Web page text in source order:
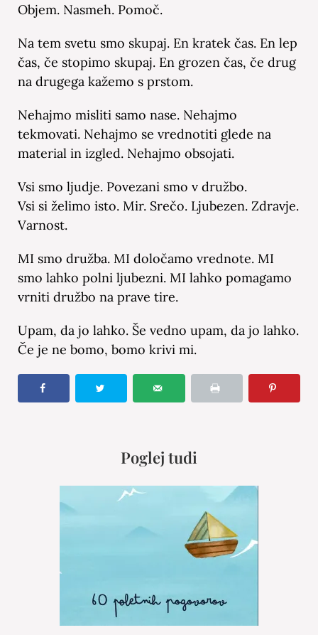
Objem. Nasmeh. Pomoč.
Na tem svetu smo skupaj. En kratek čas. En lep
čas, če stopimo skupaj. En grozen čas, če drug
na drugega kažemo s prstom.
Nehajmo misliti samo nase. Nehajmo
tekmovati. Nehajmo se vrednotiti glede na
material in izgled. Nehajmo obsojati.
Vsi smo ljudje. Povezani smo v družbo.
Vsi si želimo isto. Mir. Srečo. Ljubezen. Zdravje.
Varnost.
MI smo družba. MI določamo vrednote. MI
smo lahko polni ljubezni. MI lahko pomagamo
vrniti družbo na prave tire.
Upam, da jo lahko. Še vedno upam, da jo lahko.
Če je ne bomo, bomo krivi mi.
Poglej tudi